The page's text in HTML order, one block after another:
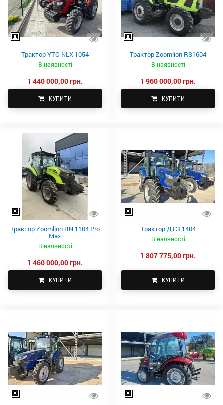
Трактор YTO NLX 1054
В наявності
1 440 000,00 грн.
КУПИТИ
Трактор Zoomlion RS1604
В наявності
1 960 000,00 грн.
КУПИТИ
Трактор Zoomlion RN 1104 Pro
Max
В наявності
1 460 000,00 грн.
КУПИТИ
Трактор ДТЗ 1404
В наявності
1 807 775,00 грн.
КУПИТИ